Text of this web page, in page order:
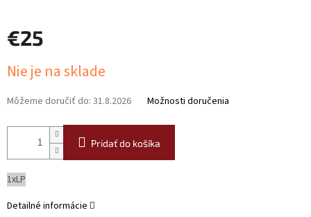
€25
cena:
Nie je na sklade
Môžeme doručiť do: 31.8.2026 Možnosti doručenia
Pridať do košíka
1xLP
Detailné informácie